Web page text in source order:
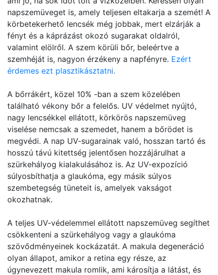
napszemüveget is, amely teljesen eltakarja a szemét! A
körbetekerhető lencsék még jobbak, mert elzárják a
fényt és a káprázást okozó sugarakat oldalról,
valamint elölről. A szem körüli bőr, beleértve a
szemhéját is, nagyon érzékeny a napfényre. Ezért
érdemes ezt plasztikásztatni.
A bőrrákért, közel 10% -ban a szem közelében
található vékony bőr a felelős. UV védelmet nyújtó,
nagy lencsékkel ellátott, körkörös napszemüveg
viselése nemcsak a szemedet, hanem a bőrödet is
megvédi. A nap UV-sugarainak való, hosszan tartó és
hosszú távú kitettség jelentősen hozzájárulhat a
szürkehályog kialakulásához is. Az UV-expozíció
súlyosbíthatja a glaukóma, egy másik súlyos
szembetegség tüneteit is, amelyek vakságot
okozhatnak.
A teljes UV-védelemmel ellátott napszemüveg segíthet
csökkenteni a szürkehályog vagy a glaukóma
szövődményeinek kockázatát. A makula degeneráció
olyan állapot, amikor a retina egy része, az
úgynevezett makula romlik, ami károsítja a látást, és